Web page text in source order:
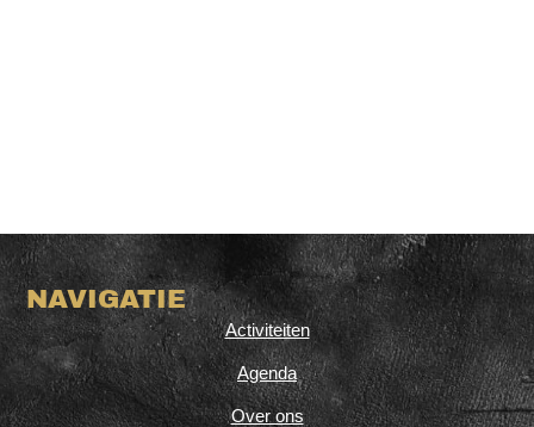
NAVIGATIE
Activiteiten
Agenda
Over ons